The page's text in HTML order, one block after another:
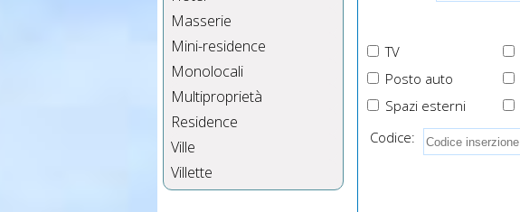
Masserie
Mini-residence
Monolocali
Multiproprietà
Residence
Ville
Villette
TV
Posto auto
Spazi esterni
Codice: